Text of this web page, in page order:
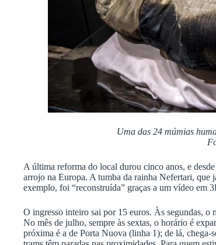
Uma das 24 múmias
A última reforma do local durou cinco anos, e
arrojo na Europa. A tumba da rainha Nefertari, que
exemplo, foi “reconstruída” graças a um vídeo em
O ingresso inteiro sai por 15 euros. Às segundas, o
No mês de julho, sempre às sextas, o horário é
próxima é a de Porta Nuova (linha 1); de lá, chega-